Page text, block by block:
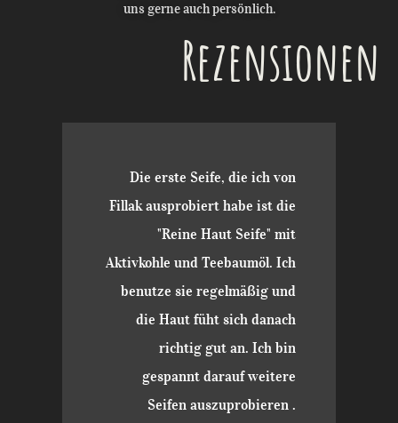
uns gerne auch persönlich.
Rezensionen
Die erste Seife, die ich von
Fillak ausprobiert habe ist die
"Reine Haut Seife" mit
Aktivkohle und Teebaumöl. Ich
benutze sie regelmäßig und
die Haut füht sich danach
richtig gut an. Ich bin
gespannt darauf weitere
Seifen auszuprobieren .